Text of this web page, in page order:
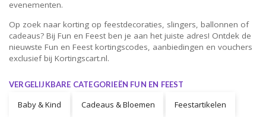
evenementen.
Op zoek naar korting op feestdecoraties, slingers, ballonnen of
cadeaus? Bij Fun en Feest ben je aan het juiste adres! Ontdek de
nieuwste Fun en Feest kortingscodes, aanbiedingen en vouchers
exclusief bij Kortingscart.nl.
VERGELIJKBARE CATEGORIEËN FUN EN FEEST
Baby & Kind Cadeaus & Bloemen Feestartikelen